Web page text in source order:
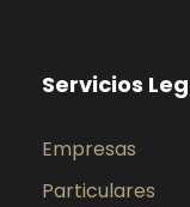
Servicios
Empresas
Particulares